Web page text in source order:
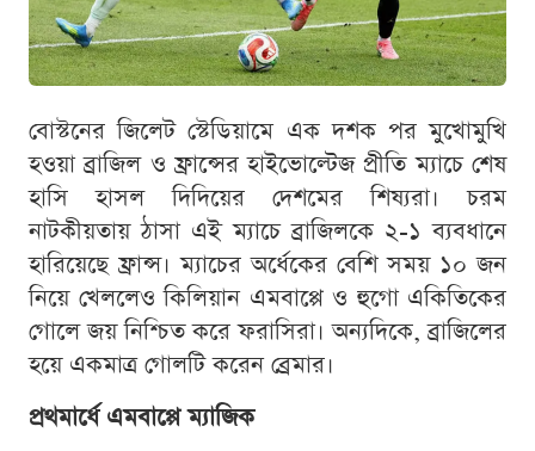
বোস্টনের জিলেট স্টেডিয়ামে এক দশক পর মুখোমুখি
হওয়া ব্রাজিল ও ফ্রান্সের হাইভোল্টেজ প্রীতি ম্যাচে শেষ
হাসি হাসল দিদিয়ের দেশমের শিষ্যরা। চরম
নাটকীয়তায় ঠাসা এই ম্যাচে ব্রাজিলকে ২-১ ব্যবধানে
হারিয়েছে ফ্রান্স। ম্যাচের অর্ধেকের বেশি সময় ১০ জন
নিয়ে খেললেও কিলিয়ান এমবাপ্পে ও হুগো একিতিকের
গোলে জয় নিশ্চিত করে ফরাসিরা। অন্যদিকে, ব্রাজিলের
হয়ে একমাত্র গোলটি করেন ব্রেমার।
প্রথমার্ধে এমবাপ্পে ম্যাজিক